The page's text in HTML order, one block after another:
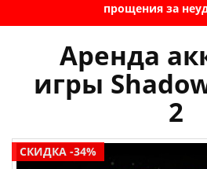
прощения за
Аренда
игры
2
СКИДКА -34%